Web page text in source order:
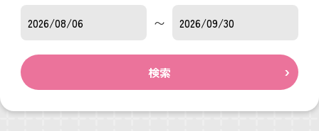
〜
検索